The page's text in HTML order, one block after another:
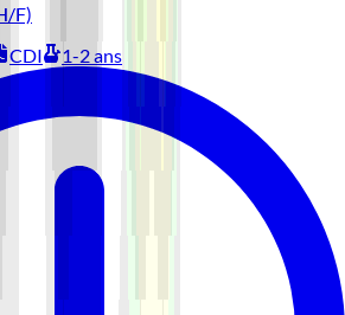
F)
CDI 1-2 ans